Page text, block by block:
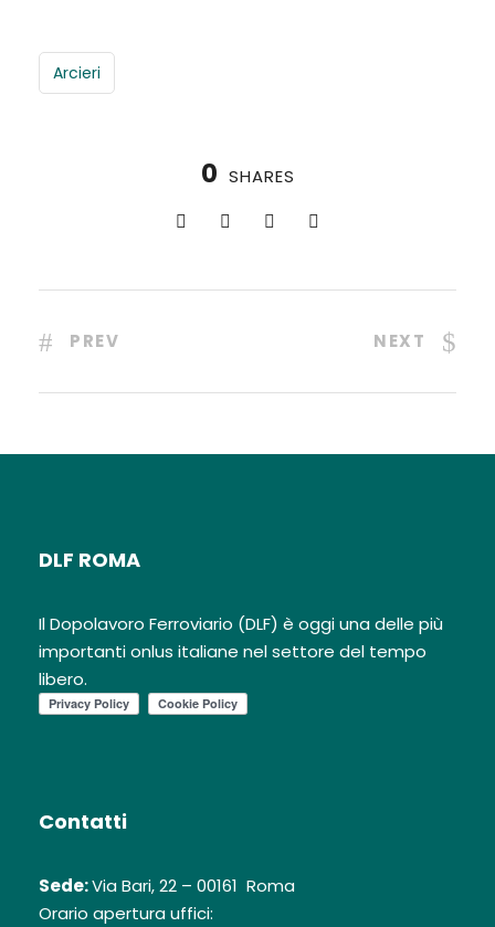
Arcieri
0 SHARES
PREV NEXT
DLF ROMA
Il Dopolavoro Ferroviario (DLF) è oggi una delle più
importanti onlus italiane nel settore del tempo
libero.
Contatti
Sede:Via Bari, 22 – 00161 Roma
Orario apertura uffici: